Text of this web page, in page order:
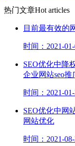
热门文章Hot articles
目前最有效的
时间：2021-
SEO优化中降
企业网站seo推
时间：2021-01-
SEO优化中网
网站优化
时间：2021-